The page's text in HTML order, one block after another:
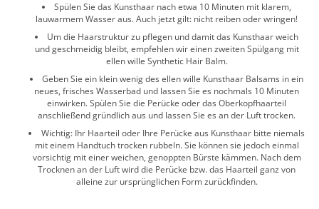
Spülen Sie das Kunsthaar nach etwa 10 Minuten mit klarem,
lauwarmem Wasser aus. Auch jetzt gilt: nicht reiben oder wringen!
Um die Haarstruktur zu pflegen und damit das Kunsthaar weich
und geschmeidig bleibt, empfehlen wir einen zweiten Spülgang mit
ellen wille Synthetic Hair Balm.
Geben Sie ein klein wenig des ellen wille Kunsthaar Balsams in ein
neues, frisches Wasserbad und lassen Sie es nochmals 10 Minuten
einwirken. Spülen Sie die Perücke oder das Oberkopfhaarteil
anschließend gründlich aus und lassen Sie es an der Luft trocken.
Wichtig: Ihr Haarteil oder Ihre Perücke aus Kunsthaar bitte niemals
mit einem Handtuch trocken rubbeln. Sie können sie jedoch einmal
vorsichtig mit einer weichen, genoppten Bürste kämmen. Nach dem
Trocknen an der Luft wird die Perücke bzw. das Haarteil ganz von
alleine zur ursprünglichen Form zurückfinden.